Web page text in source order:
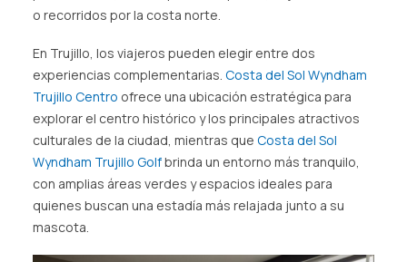
o recorridos por la costa norte.
En Trujillo, los viajeros pueden elegir entre dos
experiencias complementarias. Costa del Sol Wyndham
Trujillo Centro ofrece una ubicación estratégica para
explorar el centro histórico y los principales atractivos
culturales de la ciudad, mientras que Costa del Sol
Wyndham Trujillo Golfbrinda un entorno más tranquilo,
con amplias áreas verdes y espacios ideales para
quienes buscan una estadía más relajada junto a su
mascota.